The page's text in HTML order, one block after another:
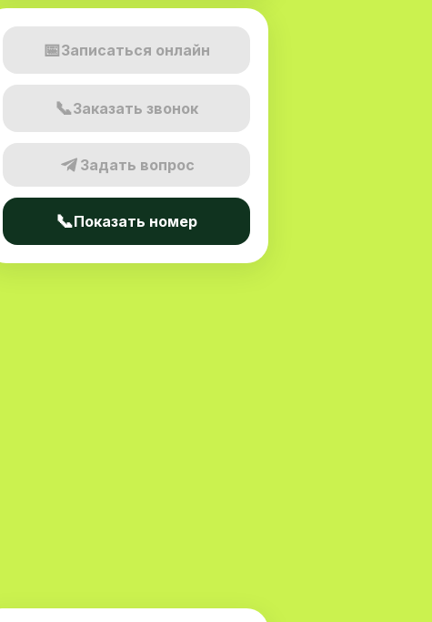
📅Записаться онлайн
📞Заказать звонок
Задать вопрос
📞Показать номер